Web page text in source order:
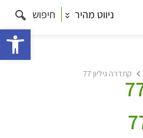
ניווט מהיר חיפוש
קתדרה גיליון 77